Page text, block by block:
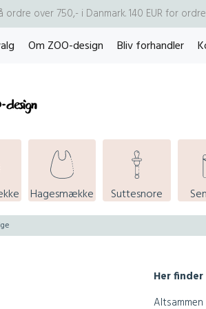
ordre over 750,- i Danmark. 140 EUR for
Om ZOO-design Bliv forhandler
Hagesmække Suttesnore
Her